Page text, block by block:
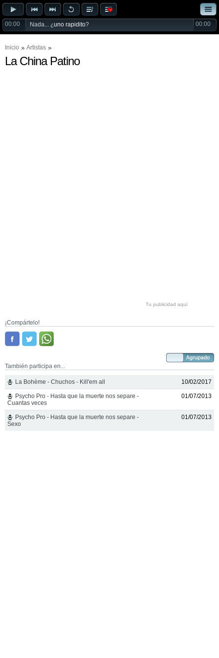
00:00 Nada... ¿uno rapidito? 00:00
Inicio Artistas
La China Patino
Tu publicidad aquí
¡Compártelo!
También participa en...
La Bohème - Chuchos - Kill'em all 10/02/2017
Psycho Pro - Hasta que la muerte nos separe -
Cuantas veces
01/07/2013
Psycho Pro - Hasta que la muerte nos separe -
Sexo
01/07/2013